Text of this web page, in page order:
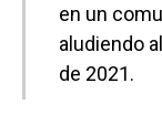
en un
aludiendo
de 2021.